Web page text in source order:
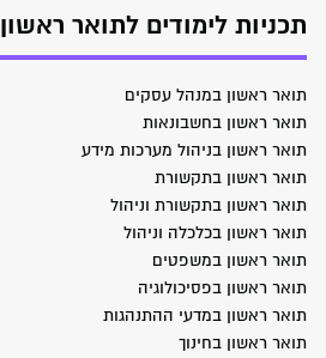
תכניות לימודים לתואר ראשון
תואר ראשון במנהל עסקים
תואר ראשון בחשבונאות
תואר ראשון בניהול מערכות מידע
תואר ראשון בתקשורת
תואר ראשון בתקשורת וניהול
תואר ראשון בכלכלה וניהול
תואר ראשון במשפטים
תואר ראשון בפסיכולוגיה
תואר ראשון במדעי ההתנהגות
תואר ראשון בחינוך